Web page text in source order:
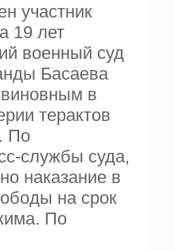
участник
19 лет
военный суд
Басаева
в
терактов
По
службы суда,
наказание в
на срок
По